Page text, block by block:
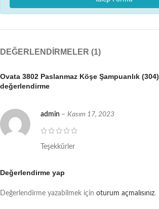
DEĞERLENDIRMELER (1)
Ovata 3802 Paslanmaz Köşe Şampuanlık (304)
değerlendirme
admin – Kasım 17, 2023
Teşekkürler
Değerlendirme yap
Değerlendirme yazabilmek için oturum açmalısınız.